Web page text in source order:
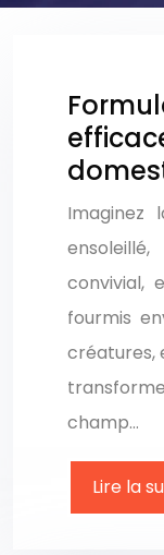
Imaginez
convivial,
fourmis
créatures,
champ…
Lire la